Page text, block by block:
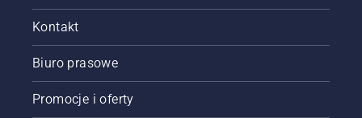
aby
włączyć
wyłączyć
energii.
Kontakt
Biuro prasowe
Promocje i oferty